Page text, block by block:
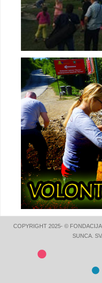
COPYRIGHT 2025- ©
SUNCA.